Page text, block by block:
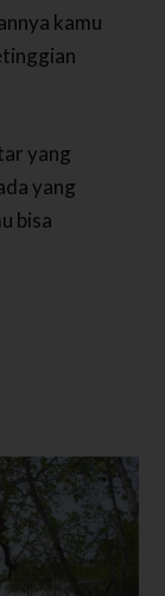
kamu
yang
yang
bisa